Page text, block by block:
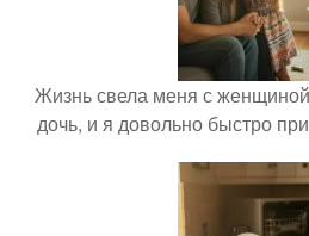
Жизнь свела меня с
дочь, и я довольно быстро